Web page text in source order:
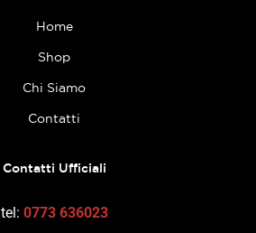
Home
Shop
Chi Siamo
Contatti
Contatti Ufficiali
tel: 0773 636023